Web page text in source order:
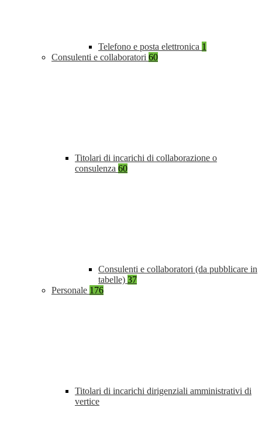
Telefono e posta elettronica 1
Consulenti e collaboratori 60
Titolari di incarichi di collaborazione o
consulenza 60
Consulenti e collaboratori (da pubblicare in
tabelle) 37
Personale 176
Titolari di incarichi dirigenziali amministrativi di
vertice